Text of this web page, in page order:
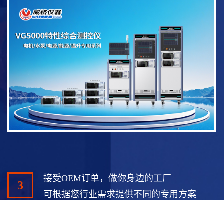
3
接受OEM订单，做你身边的工厂
可根据您行业需求提供不同的专用方案